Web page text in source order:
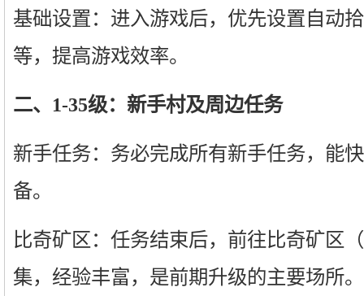
基础设置：进入游戏后，优先设置自动
等，提高游戏效率。
二、1-35级：新手村及周边任务
新手任务：务必完成所有新手任务，能
备。
比奇矿区：任务结束后，前往比奇矿区
集，经验丰富，是前期升级的主要场所